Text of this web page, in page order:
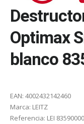
Optimax
blanco
EAN: 4002432142460
Marca: LEITZ
Referencia: LEI 83590000